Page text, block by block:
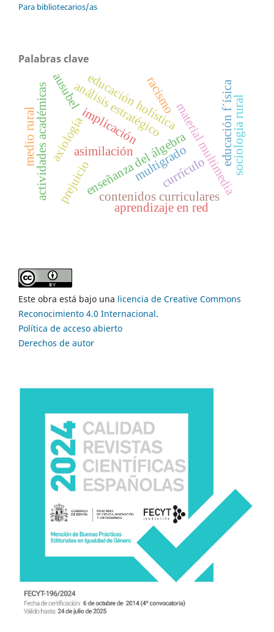
Para bibliotecarios/as
Palabras clave
currículo
implicación
axiología material multimedia
enseñanza del álgebra
educación holística
análisis estratégico
actividades académicas
contenidos curriculares
aprendizaje en red
educación f´ísica
asimilación
racismo
prejuicio
ausubel
medio rural sociología rural
multigrado
Este obra está bajo una licencia de Creative Commons
Reconocimiento 4.0 Internacional.
Política de acceso abierto
Derechos de autor